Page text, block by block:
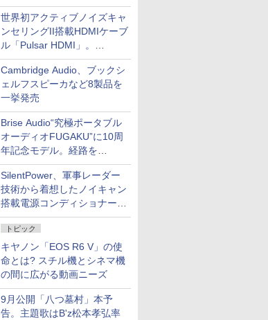
世界初アクティブノイズキャ
ンセリングII搭載HDMIケーブ
ル「Pulsar HDMI」。
SilentPowerから
Cambridge Audio、ブックシ
ェルフスピーカなど8製品を
一挙発売
Brise Audio“究極ポータブル
オーディオFUGAKU”に10周
年記念モデル。経路を
NISHIKIで統一。400万円
SilentPower、軍事レーダー
技術から着想したノイキャン
搭載電源コンディショナー
「AC iPurifier2」
トピック
キヤノン「EOS R6 V」の使
命とは? スチル機とシネマ機
の間に広がる動画ニーズ
9月公開「八つ墓村」本予
告。主題歌はB'z松本孝弘率